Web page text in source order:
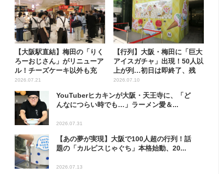
【大阪駅直結】梅田の「りく
ろーおじさん」がリニューア
ル！チーズケーキ以外も充
実…...
2026.07.21
【行列】大阪・梅田に「巨大
アイスガチャ」出現！50人以
上が列…初日は即終了、残
る...
2026.07.10
YouTuberヒカキンが大阪・天王寺に、「ど
んなにつらい時でも…」ラーメン愛＆...
2026.07.31
【あの夢が実現】大阪で100人超の行列！話
題の「カルピスじゃぐち」本格始動、20...
2026.07.13